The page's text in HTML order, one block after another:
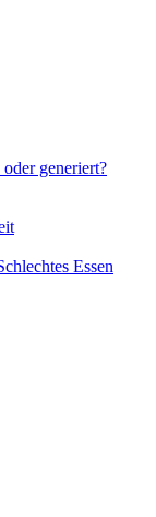
generiert?
Essen